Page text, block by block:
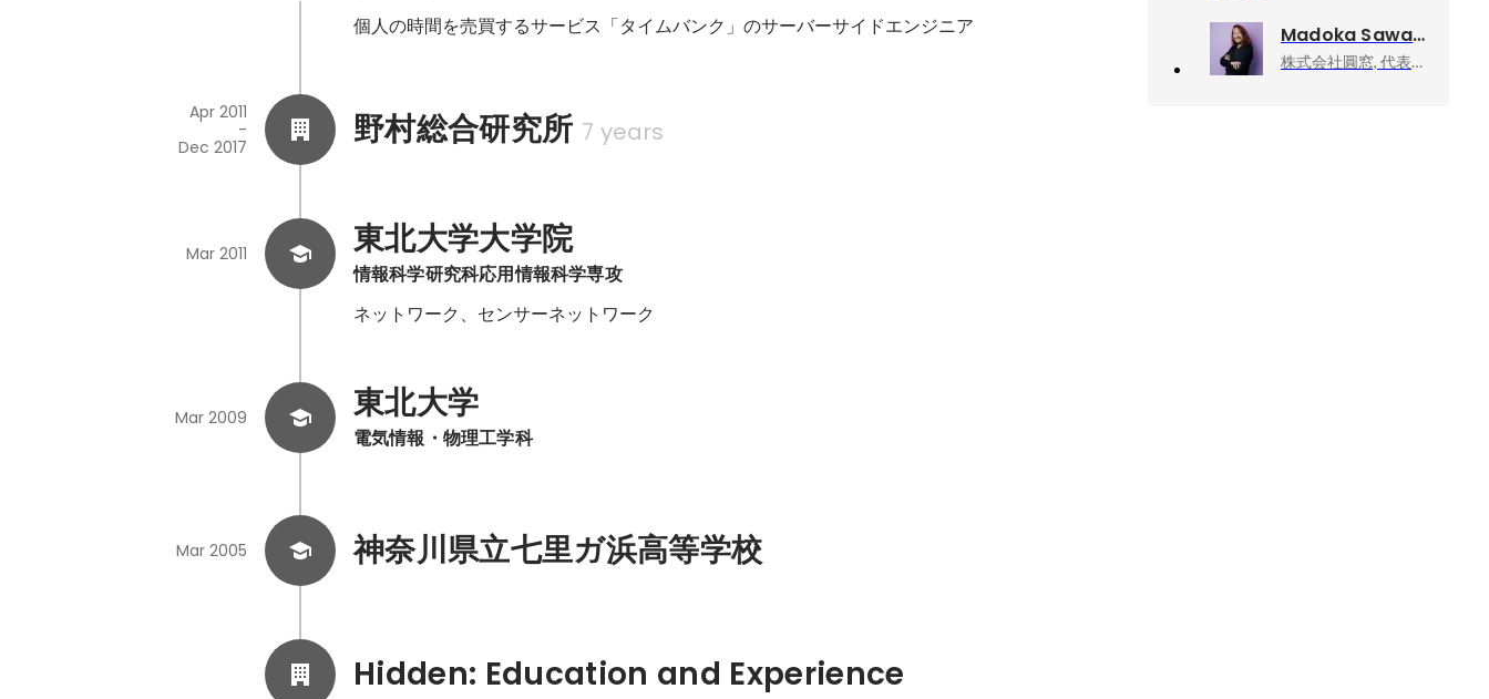
個人の時間を売買するサービス「タイムバンク」のサーバーサイドエンジニア
野村総合研究所 7 years
Apr 2011
-
Dec 2017
東北大学大学院
情報科学研究科応用情報科学専攻
Mar 2011
ネットワーク、センサーネットワーク
東北大学
電気情報・物理工学科
Mar 2009
神奈川県立七里ガ浜高等学校
Mar 2005
Madoka Sawa
株式会社圓窓, 代表取締役